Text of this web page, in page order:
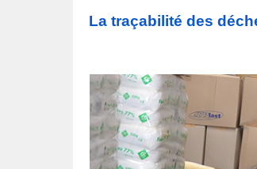
La traçabilité des